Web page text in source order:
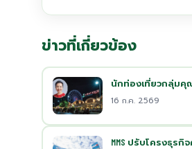
ข่าวที่เกี่ยวข้อง
นักท่องเที่ยวกลุ่มคุ
16 ก.ค. 2569
MMS ปรับโครงธุร